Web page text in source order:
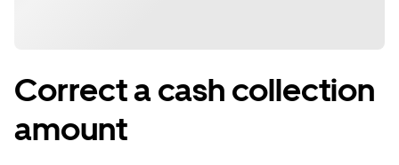
Correct a cash collection
amount